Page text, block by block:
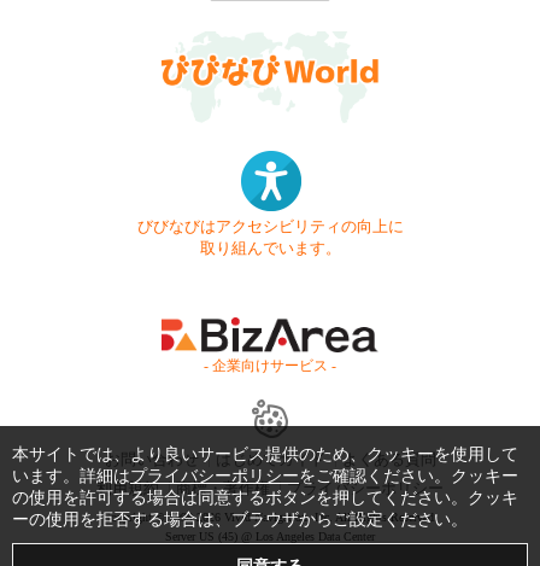
びびなびはアクセシビリティの向上に
取り組んでいます。
- 企業向けサービス -
お問い合わせ はじめてガイド
よくある質問
利用規約
商標・著作権 プライバシーポリシー
Copyright © 1999-2026 Vivid Navigation, Inc. All Rights Reserved.
Server US (45) @ Los Angeles Data Center
本サイトでは、より良いサービス提供のため、クッキーを使用して
います。詳細はプライバシーポリシーをご確認ください。クッキー
の使用を許可する場合は同意するボタンを押してください。クッキ
ーの使用を拒否する場合は、ブラウザからご設定ください。